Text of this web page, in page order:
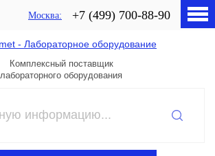
Москва +7 (499) 700-88-90
Комплексный поставщик
лабораторного оборудования